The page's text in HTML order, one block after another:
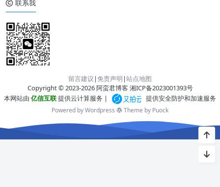
联系我
留言建议 |免责声明 |站点地图
Copyright © 2023-2026 阿蛮君博客 湘ICP备2023001393号
本网站由 亿信互联提供云计算服务 | 提供安全防护和加速服务
Powered by Wordpress Theme by Puock